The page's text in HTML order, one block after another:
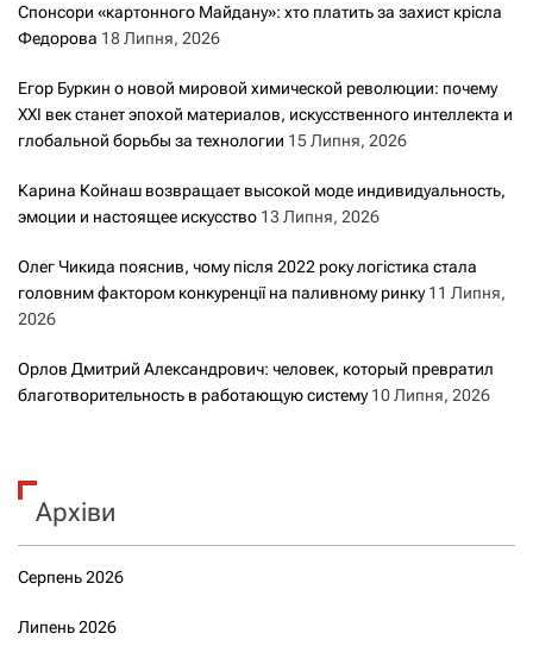
Спонсори «картонного Майдану»: хто платить за захист крісла
Федорова 18 Липня, 2026
Егор Буркин о новой мировой химической революции: почему
XXI век станет эпохой материалов, искусственного интеллекта и
глобальной борьбы за технологии 15 Липня, 2026
Карина Койнаш возвращает высокой моде индивидуальность,
эмоции и настоящее искусство 13 Липня, 2026
Олег Чикида пояснив, чому після 2022 року логістика стала
головним фактором конкуренції на паливному ринку 11 Липня,
2026
Орлов Дмитрий Александрович: человек, который превратил
благотворительность в работающую систему 10 Липня, 2026
Архіви
Серпень 2026
Липень 2026